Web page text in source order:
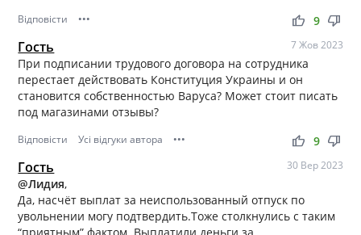
Відповісти ••• thumb_up thumb_down
9
Гость 7 Жов 2023
При подписании трудового договора на сотрудника
перестает действовать Конституция Украины и он
становится собственностью Варуса? Может стоит писать
под магазинами отзывы?
Відповісти Усі відгуки автора ••• thumb_up thumb_down
9
Гость 30 Вер 2023
@Лидия,
Да, насчёт выплат за неиспользованный отпуск по
увольнении могу подтвердить.Тоже столкнулись с таким